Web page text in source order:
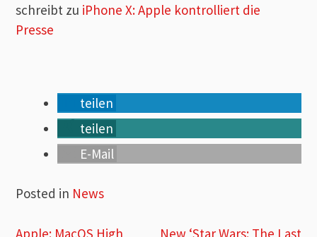
schreibt zu iPhone X: Apple kontrolliert die
Presse
teilen
teilen
E-Mail
Posted in News
Apple: MacOS High
New ‘Star Wars: The Last